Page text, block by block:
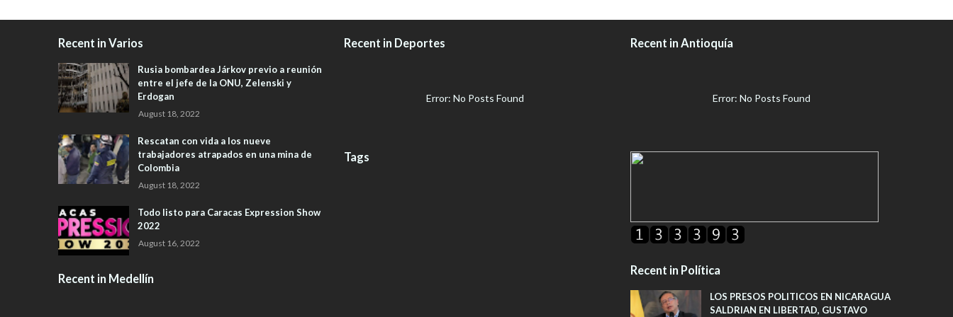
Recent in Varios
Rusia bombardea Járkov previo a reunión
entre el jefe de la ONU, Zelenski y
Erdogan
August 18, 2022
Rescatan con vida a los nueve
trabajadores atrapados en una mina de
Colombia
August 18, 2022
Todo listo para Caracas Expression Show
2022
August 16, 2022
Recent in Medellín
Recent in Deportes
Error: No Posts Found
Tags
Recent in Antioquía
Error: No Posts Found
Recent in Política
LOS PRESOS POLITICOS EN NICARAGUA
SALDRIAN EN LIBERTAD, GUSTAVO